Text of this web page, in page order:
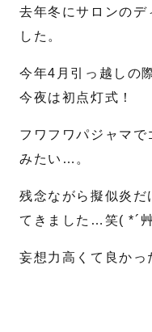
去年冬にサロンのデ
した。
今年4月引っ越しの
今夜は初点灯式！
フワフワパジャマ
みたい…。
残念ながら擬似炎だ
てきました…笑( *´
妄想力高くて良か